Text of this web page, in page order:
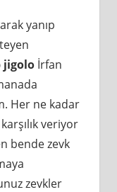
yanıp
jigolo İrfan
Her ne kadar
veriyor
bende zevk
zevkler